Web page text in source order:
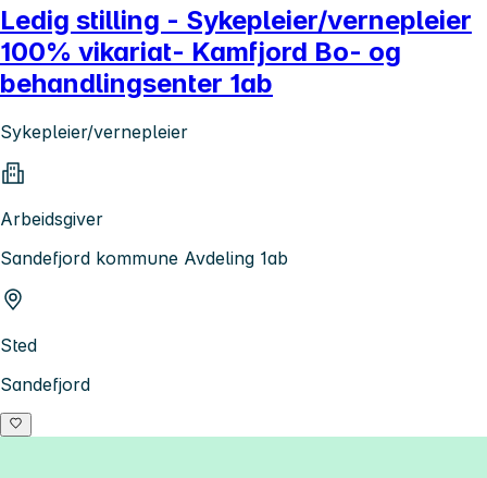
Ledig stilling - Sykepleier/vernepleier
100% vikariat- Kamfjord Bo- og
behandlingsenter 1ab
Sykepleier/vernepleier
Arbeidsgiver
Sandefjord kommune Avdeling 1ab
Sted
Sandefjord